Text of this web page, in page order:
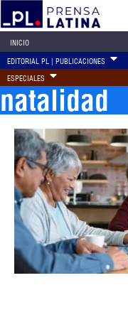
INICIO
EDITORIAL PL | PUBLICACIONES
ESPECIALES
natalidad